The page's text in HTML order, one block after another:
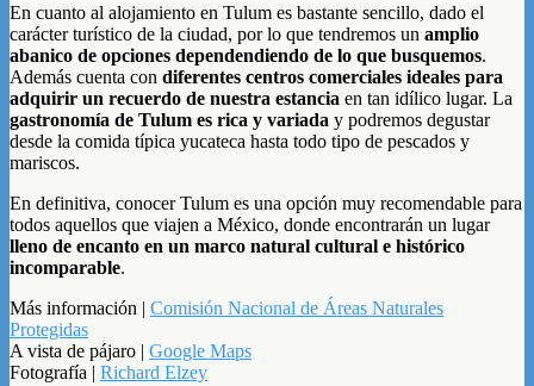
En cuanto al alojamiento en Tulum es bastante sencillo, dado el
carácter turístico de la ciudad, por lo que tendremos un amplio
abanico de opciones dependendiendo de lo que busquemos.
Además cuenta con diferentes centros comerciales ideales para
adquirir un recuerdo de nuestra estancia en tan idílico lugar. La
gastronomía de Tulum es rica y variada y podremos degustar
desde la comida típica yucateca hasta todo tipo de pescados y
mariscos.
En definitiva, conocer Tulum es una opción muy recomendable para
todos aquellos que viajen a México, donde encontrarán un lugar
lleno de encanto en un marco natural cultural e histórico
incomparable.
Más información | Comisión Nacional de Áreas Naturales
Protegidas
A vista de pájaro | Google Maps
Fotografía | Richard Elzey